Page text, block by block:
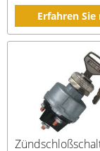
Erfahren Sie